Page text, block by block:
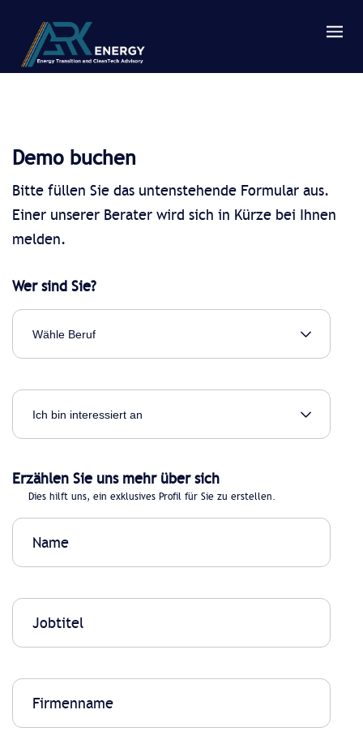
Demo buchen
Bitte füllen Sie das untenstehende Formular aus.
Einer unserer Berater wird sich in Kürze bei Ihnen
melden.
Wer sind Sie?
Erzählen Sie uns mehr über sich
Dies hilft uns, ein exklusives Profil für Sie zu erstellen.